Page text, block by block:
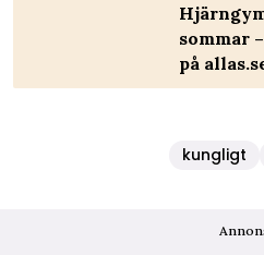
sommar
på
kungligt